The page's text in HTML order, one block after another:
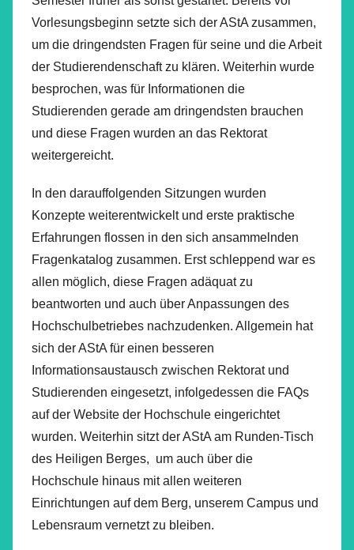
Vorlesungsbeginn setzte sich der AStA zusammen,
um die dringendsten Fragen für seine und die Arbeit
der Studierendenschaft zu klären. Weiterhin wurde
besprochen, was für Informationen die
Studierenden gerade am dringendsten brauchen
und diese Fragen wurden an das Rektorat
weitergereicht.
In den darauffolgenden Sitzungen wurden
Konzepte weiterentwickelt und erste praktische
Erfahrungen flossen in den sich ansammelnden
Fragenkatalog zusammen. Erst schleppend war es
allen möglich, diese Fragen adäquat zu
beantworten und auch über Anpassungen des
Hochschulbetriebes nachzudenken. Allgemein hat
sich der AStA für einen besseren
Informationsaustausch zwischen Rektorat und
Studierenden eingesetzt, infolgedessen die FAQs
auf der Website der Hochschule eingerichtet
wurden. Weiterhin sitzt der AStA am Runden-Tisch
des Heiligen Berges, um auch über die
Hochschule hinaus mit allen weiteren
Einrichtungen auf dem Berg, unserem Campus und
Lebensraum vernetzt zu bleiben.